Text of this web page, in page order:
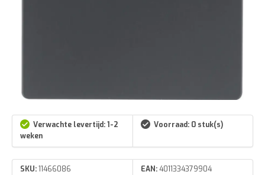
Verwachte levertijd: 1-2
weken
Voorraad: 0 stuk(s)
SKU:11466086 EAN:4011334379904